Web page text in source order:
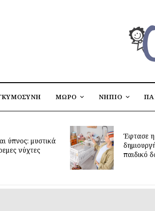
ΜΩΡΟ ΝΗΠΙΟ
ύπνος: μυστικά
νύχτες
Έφτασε η
παιδικό